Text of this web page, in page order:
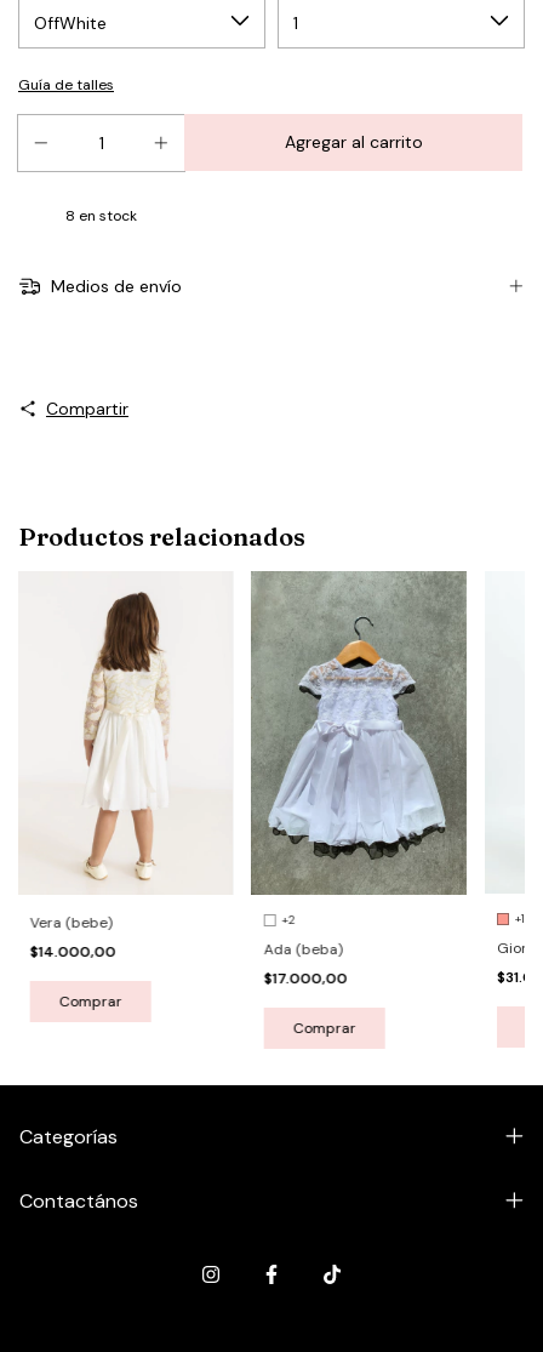
Guía de talles
8 en stock
Medios de envío
Compartir
Productos relacionados
Vera (bebe)
$14.000,00
Comprar
+2
Ada (beba)
$17.000,00
Comprar
+1
Categorías
Contactános